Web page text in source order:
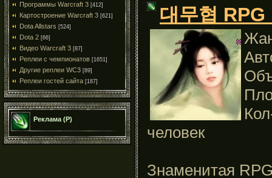
Программы Warcraft 3 [412]
Картостроение Warcraft 3 [621]
Dota Allstars [524]
Dota 2 [66]
Видео Warcraft 3 [87]
Реплеи с чемпионатов [1651]
Другие реплеи WC3 [89]
Реплеи гостей сайта [187]
Реклама (Р)
대무협 RPG
человек
Знаменитая